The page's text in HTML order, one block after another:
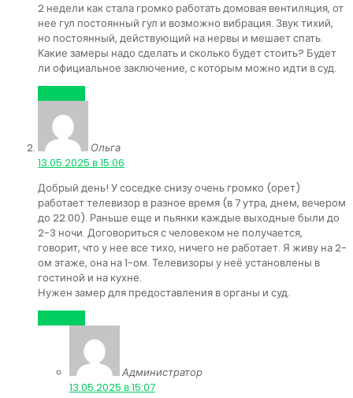
2 недели как стала громко работать домовая вентиляция, от
нее гул постоянный гул и возможно вибрация. Звук тихий,
но постоянный, действующий на нервы и мешает спать.
Какие замеры надо сделать и сколько будет стоить? Будет
ли официальное заключение, с которым можно идти в суд.
Ольга
13.05.2025 в 15:06
Добрый день! У соседке снизу очень громко (орет)
работает телевизор в разное время (в 7 утра, днем, вечером
до 22.00). Раньше еще и пьянки каждые выходные были до
2-3 ночи. Договориться с человеком не получается,
говорит, что у нее все тихо, ничего не работает. Я живу на 2-
ом этаже, она на 1-ом. Телевизоры у неё установлены в
гостиной и на кухне.
Нужен замер для предоставления в органы и суд.
Администратор
13.05.2025 в 15:07